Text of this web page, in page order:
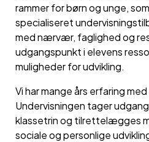
rammer for børn og unge,
specialiseret
med nærvær, faglighed og
udgangspunkt i elevens
muligheder for udvikling.
Vi har mange års erfaring
Undervisningen tager
klassetrin og tilrettelægges
sociale og personlige